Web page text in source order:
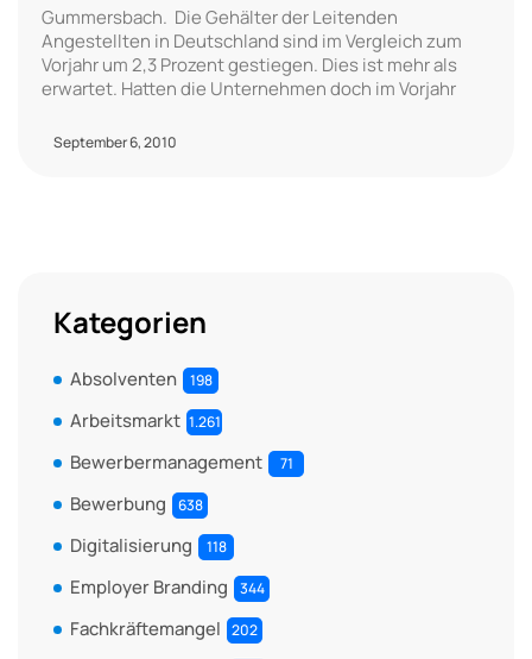
Gummersbach. Die Gehälter der Leitenden
Angestellten in Deutschland sind im Vergleich zum
Vorjahr um 2,3 Prozent gestiegen. Dies ist mehr als
erwartet. Hatten die Unternehmen doch im Vorjahr
September 6, 2010
Kategorien
Absolventen 198
Arbeitsmarkt 1.261
Bewerbermanagement 71
Bewerbung 638
Digitalisierung 118
Employer Branding 344
Fachkräftemangel 202